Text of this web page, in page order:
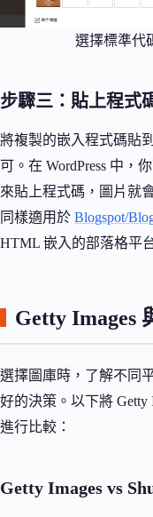
選擇標準代
步驟三：貼上程式
將複製的嵌入程式碼貼
可。在 WordPress 中，
來貼上程式碼，圖片就
同樣適用於 Blogspot/
HTML 嵌入的部落格平
Getty Images
選擇圖庫時，了解不同
好的決策。以下將 Getty
進行比較：
Getty Images vs